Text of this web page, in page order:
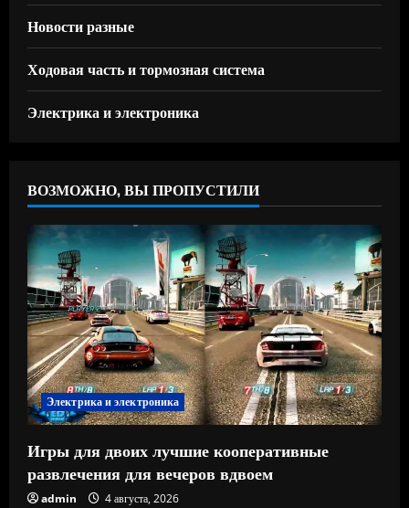
Новости разные
Ходовая часть и тормозная система
Электрика и электроника
ВОЗМОЖНО, ВЫ ПРОПУСТИЛИ
Электрика и электроника
Игры для двоих лучшие кооперативные
развлечения для вечеров вдвоем
admin 4 августа, 2026